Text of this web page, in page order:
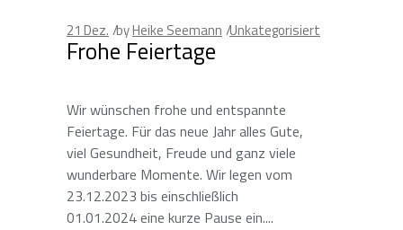
21 Dez. byHeike Seemann Unkategorisiert
Frohe Feiertage
Wir wünschen frohe und entspannte
Feiertage. Für das neue Jahr alles Gute,
viel Gesundheit, Freude und ganz viele
wunderbare Momente. Wir legen vom
23.12.2023 bis einschließlich
01.01.2024 eine kurze Pause ein.